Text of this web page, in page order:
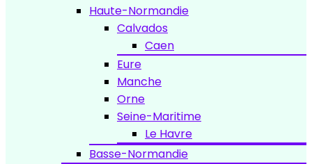
Haute-Normandie
Calvados
Caen
Eure
Manche
Orne
Seine-Maritime
Le Havre
Basse-Normandie